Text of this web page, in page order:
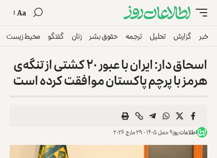
Aa
خبر گزارش تحلیل ترجمه حقوق بشر زنان گفتگو محیط زیست
اسحاق‌ دار: ایران با عبور ۲۰ کشتی از تنگه‌ی
هرمز با پرچم پاکستان موافقت کرده است
اطلاعات روز۹ حمل ۱۴۰۵ - ۲۹ مارچ ۲۰۲۶